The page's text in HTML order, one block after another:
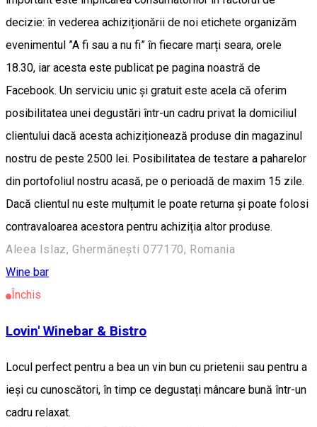
decizie: în vederea achiziționării de noi etichete organizăm
evenimentul ”A fi sau a nu fi” în fiecare marți seara, orele
18.30, iar acesta este publicat pe pagina noastră de
Facebook. Un serviciu unic și gratuit este acela că oferim
posibilitatea unei degustări într-un cadru privat la domiciliul
clientului dacă acesta achiziționează produse din magazinul
nostru de peste 2500 lei. Posibilitatea de testare a paharelor
din portofoliul nostru acasă, pe o perioadă de maxim 15 zile.
Dacă clientul nu este mulțumit le poate returna și poate folosi
contravaloarea acestora pentru achiziția altor produse.
Aleea Islaz, Ghermănești 077170, Romania
Wine bar
Închis
Lovin' Winebar & Bistro
Locul perfect pentru a bea un vin bun cu prietenii sau pentru a
ieși cu cunoscători, în timp ce degustați mâncare bună într-un
cadru relaxat.